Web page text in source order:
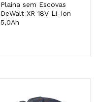
Plaina sem Escovas
DeWalt XR 18V Li-Ion
5,0Ah